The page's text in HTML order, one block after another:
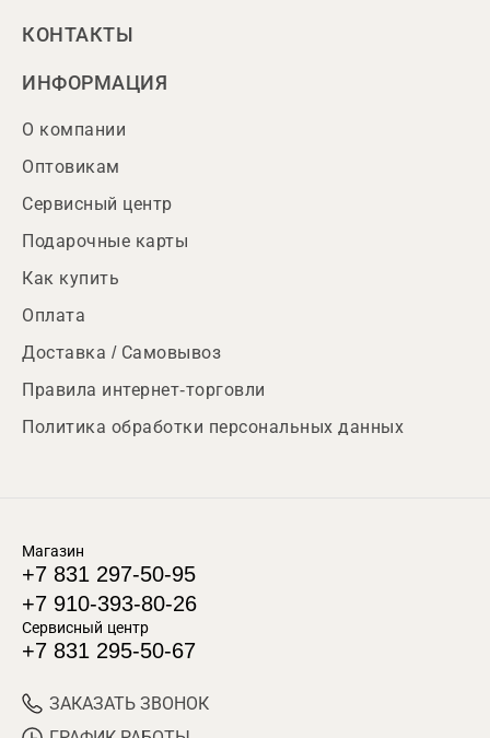
КОНТАКТЫ
ИНФОРМАЦИЯ
О компании
Оптовикам
Сервисный центр
Подарочные карты
Как купить
Оплата
Доставка / Самовывоз
Правила интернет-торговли
Политика обработки персональных данных
Магазин
+7 831 297-50-95
+7 910-393-80-26
Сервисный центр
+7 831 295-50-67
ЗАКАЗАТЬ ЗВОНОК